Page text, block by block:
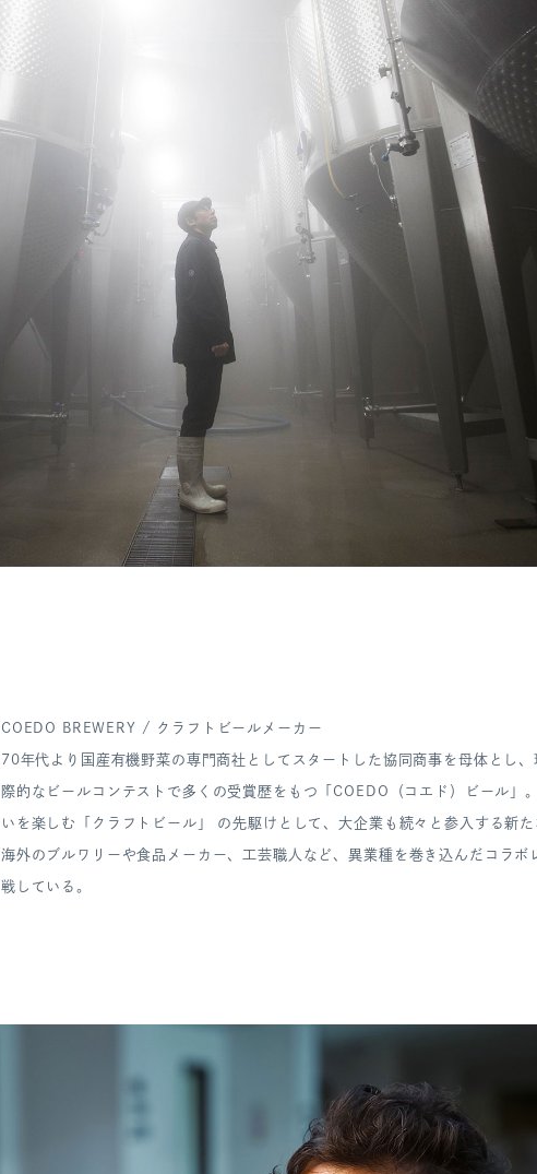
COEDO BREWERY / クラフトビールメーカー
70年代より国産有機野菜の専門商社としてスタートした協同商事を母体とし
際的なビールコンテストで多くの受賞歴をもつ「COEDO（コエド）ビール」
いを楽しむ「クラフトビール」 の先駆けとして、大企業も続々と参入する新
海外のブルワリーや食品メーカー、工芸職人など、異業種を巻き込んだコラボ
戦している。